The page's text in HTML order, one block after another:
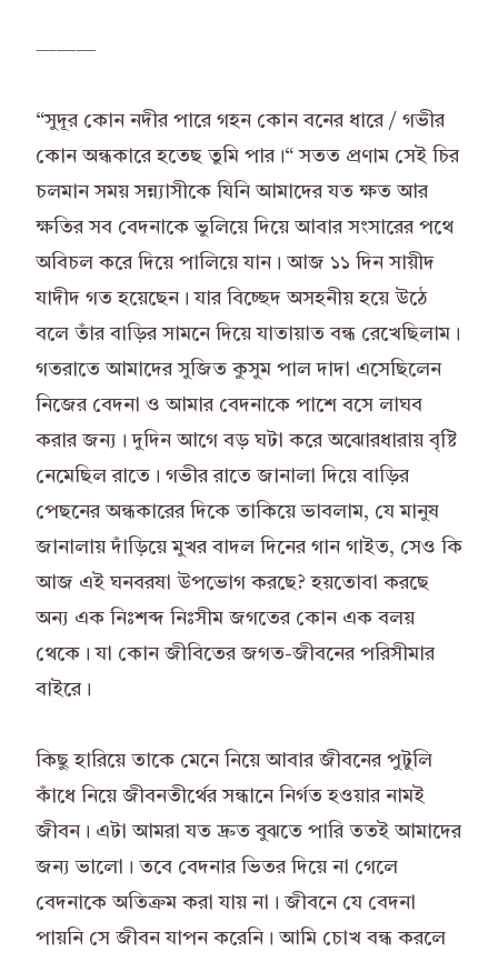
———
“সুদূর কোন নদীর পারে গহন কোন বনের ধারে / গভীর
কোন অন্ধকারে হতেছ তুমি পার।“ সতত প্রণাম সেই চির
চলমান সময় সন্ন্যাসীকে যিনি আমাদের যত ক্ষত আর
ক্ষতির সব বেদনাকে ভুলিয়ে দিয়ে আবার সংসারের পথে
অবিচল করে দিয়ে পালিয়ে যান। আজ ১১ দিন সায়ীদ
যাদীদ গত হয়েছেন। যার বিচ্ছেদ অসহনীয় হয়ে উঠে
বলে তাঁর বাড়ির সামনে দিয়ে যাতায়াত বন্ধ রেখেছিলাম।
গতরাতে আমাদের সুজিত কুসুম পাল দাদা এসেছিলেন
নিজের বেদনা ও আমার বেদনাকে পাশে বসে লাঘব
করার জন্য। দুদিন আগে বড় ঘটা করে অঝোরধারায় বৃষ্টি
নেমেছিল রাতে। গভীর রাতে জানালা দিয়ে বাড়ির
পেছনের অন্ধকারের দিকে তাকিয়ে ভাবলাম, যে মানুষ
জানালায় দাঁড়িয়ে মুখর বাদল দিনের গান গাইত, সেও কি
আজ এই ঘনবরষা উপভোগ করছে? হয়তোবা করছে
অন্য এক নিঃশব্দ নিঃসীম জগতের কোন এক বলয়
থেকে। যা কোন জীবিতের জগত-জীবনের পরিসীমার
বাইরে।
কিছু হারিয়ে তাকে মেনে নিয়ে আবার জীবনের পুটুলি
কাঁধে নিয়ে জীবনতীর্থের সন্ধানে নির্গত হওয়ার নামই
জীবন। এটা আমরা যত দ্রুত বুঝতে পারি ততই আমাদের
জন্য ভালো। তবে বেদনার ভিতর দিয়ে না গেলে
বেদনাকে অতিক্রম করা যায় না। জীবনে যে বেদনা
পায়নি সে জীবন যাপন করেনি। আমি চোখ বন্ধ করলে